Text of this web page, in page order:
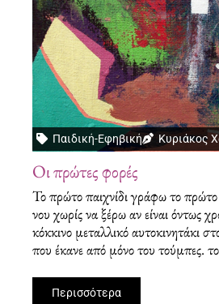
Παιδική-Εφηβική Κυριάκος
Οι πρώτες φορές
Το πρώτο παιχνίδι γράφω το
νου χωρίς να ξέρω αν είναι όντως
κόκκινο μεταλλικό αυτοκινητάκι
που έκανε από μόνο του τούμπες.
Περισσότερα